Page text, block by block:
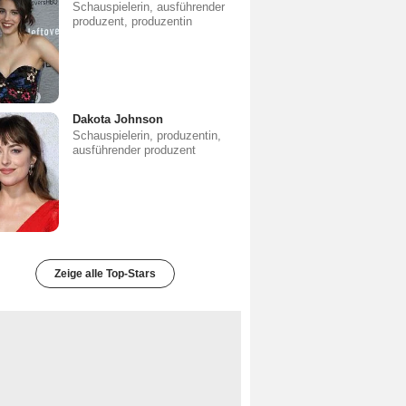
Schauspielerin, ausführender
produzent, produzentin
Dakota Johnson
Schauspielerin, produzentin,
ausführender produzent
Zeige alle Top-Stars